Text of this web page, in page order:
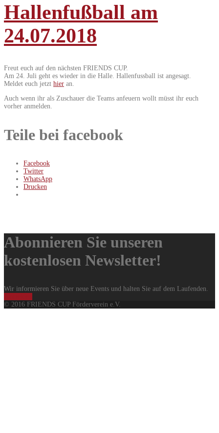
Hallenfußball am
24.07.2018
Freut euch auf den nächsten FRIENDS CUP.
Am 24. Juli geht es wieder in die Halle. Hallenfussball ist angesagt.
Meldet euch jetzt hier an.
Auch wenn ihr als Zuschauer die Teams anfeuern wollt müsst ihr euch
vorher anmelden.
Teile bei facebook
Facebook
Twitter
WhatsApp
Drucken
Abonnieren Sie unseren
kostenlosen Newsletter!
Wir informieren Sie über neue Events und halten Sie auf dem Laufenden.
© 2016 FRIENDS CUP Förderverein e.V.